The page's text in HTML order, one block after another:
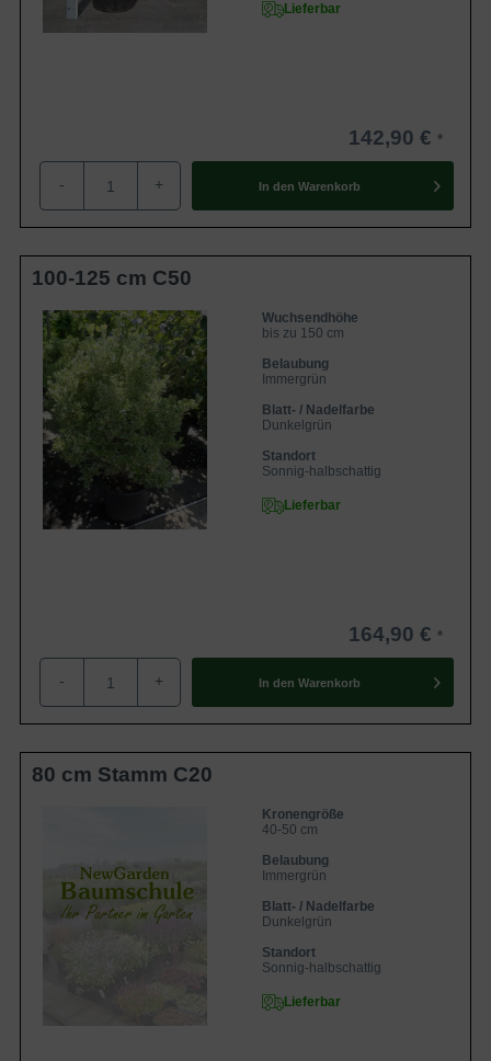
Lieferbar
142,90 €
- + In den Warenkorb
100-125 cm C50
Wuchsendhöhe
bis zu 150 cm
Belaubung
Immergrün
Blatt- / Nadelfarbe
Dunkelgrün
Standort
Sonnig-halbschattig
Lieferbar
164,90 €
- + In den Warenkorb
80 cm Stamm C20
Kronengröße
40-50 cm
Belaubung
Immergrün
Blatt- / Nadelfarbe
Dunkelgrün
Standort
Sonnig-halbschattig
Lieferbar